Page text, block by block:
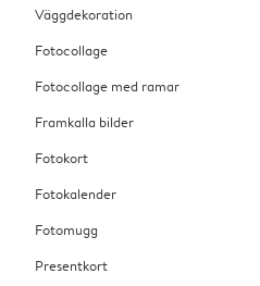
Väggdekoration
Fotocollage
Fotocollage med ramar
Framkalla bilder
Fotokort
Fotokalender
Fotomugg
Presentkort